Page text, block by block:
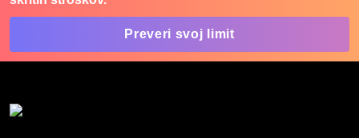
Preveri svoj limit